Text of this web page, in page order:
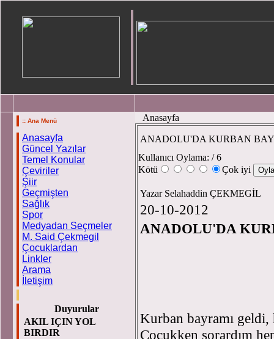
:: Ana Menü
Anasayfa
Güncel Yazılar
Temel Konular
Çeviriler
Şiir
Geçmişten
Sağlık
Spor
Medyadan Seçmeler
M. Said Çekmegil
Çocuklardan
Linkler
Arama
İletişim
Duyurular
AKIL IÇIN YOL
BIRDIR
Anasayfa
ANADOLU'DA KURBAN
Kullanıcı Oylama: / 6
Kötü
Çok iyi
Yazar Selahaddin ÇEKMEGİL
20-10-2012
Kurban bayramı
Çocukken sorardım